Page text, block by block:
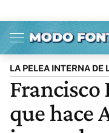
Inicio
Política
Ciencia
Cultura
Internacional
CARAS
Actualidad
LA PELEA INTERNA DE
Francisco
que hace